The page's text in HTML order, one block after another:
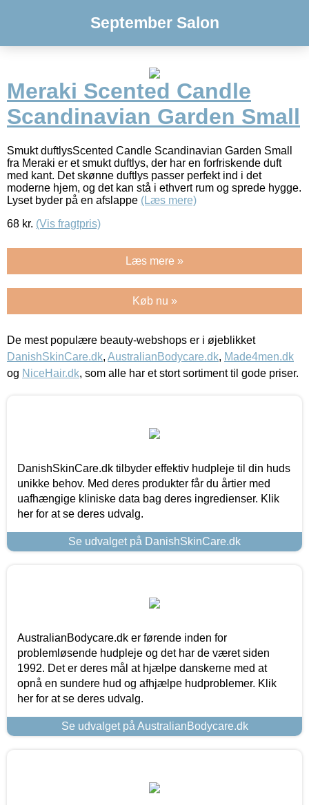
September Salon
Meraki Scented Candle
Scandinavian Garden Small
Smukt duftlysScented Candle Scandinavian Garden Small
fra Meraki er et smukt duftlys, der har en forfriskende duft
med kant. Det skønne duftlys passer perfekt ind i det
moderne hjem, og det kan stå i ethvert rum og sprede hygge.
Lyset byder på en afslappe (Læs mere)
68 kr. (Vis fragtpris)
Læs mere »
Køb nu »
De mest populære beauty-webshops er i øjeblikket
DanishSkinCare.dk, AustralianBodycare.dk, Made4men.dk
og NiceHair.dk, som alle har et stort sortiment til gode priser.
DanishSkinCare.dk tilbyder effektiv hudpleje til din huds
unikke behov. Med deres produkter får du årtier med
uafhængige kliniske data bag deres ingredienser. Klik
her for at se deres udvalg.
Se udvalget på DanishSkinCare.dk
AustralianBodycare.dk er førende inden for
problemløsende hudpleje og det har de været siden
1992. Det er deres mål at hjælpe danskerne med at
opnå en sundere hud og afhjælpe hudproblemer. Klik
her for at se deres udvalg.
Se udvalget på AustralianBodycare.dk